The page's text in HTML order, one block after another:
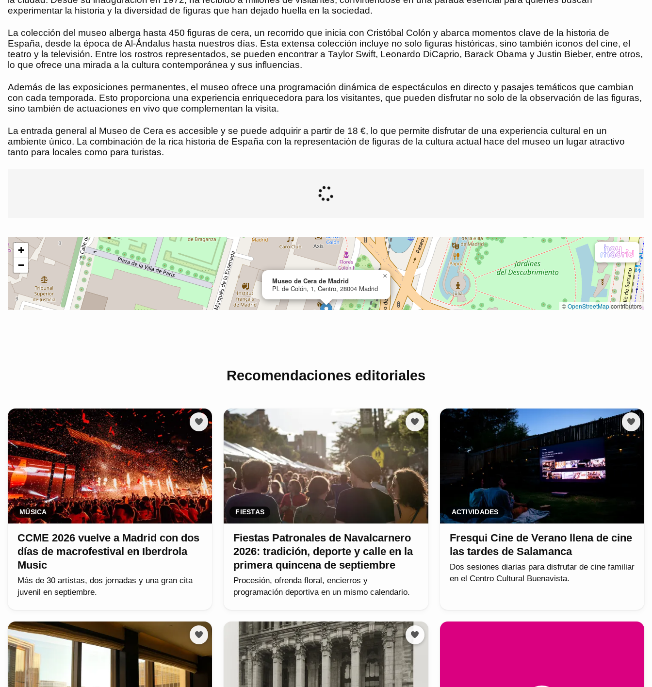
experimentar la historia y la diversidad de figuras que han dejado huella en la sociedad.
La colección del museo alberga hasta 450 figuras de cera, un recorrido que inicia con Cristóbal Colón y abarca momentos clave de la historia de
España, desde la época de Al-Ándalus hasta nuestros días. Esta extensa colección incluye no solo figuras históricas, sino también iconos del cine, el
teatro y la televisión. Entre los rostros representados, se pueden encontrar a Taylor Swift, Leonardo DiCaprio, Barack Obama y Justin Bieber, entre otros,
lo que ofrece una mirada a la cultura contemporánea y sus influencias.
Además de las exposiciones permanentes, el museo ofrece una programación dinámica de espectáculos en directo y pasajes temáticos que cambian
con cada temporada. Esto proporciona una experiencia enriquecedora para los visitantes, que pueden disfrutar no solo de la observación de las figuras,
sino también de actuaciones en vivo que complementan la visita.
La entrada general al Museo de Cera es accesible y se puede adquirir a partir de 18 €, lo que permite disfrutar de una experiencia cultural en un
ambiente único. La combinación de la rica historia de España con la representación de figuras de la cultura actual hace del museo un lugar atractivo
tanto para locales como para turistas.
Recomendaciones editoriales
MÚSICA
CCME 2026 vuelve a Madrid con dos
días de macrofestival en Iberdrola
Music
Más de 30 artistas, dos jornadas y una gran cita
juvenil en septiembre.
FIESTAS
Fiestas Patronales de Navalcarnero
2026: tradición, deporte y calle en la
primera quincena de septiembre
Procesión, ofrenda floral, encierros y
programación deportiva en un mismo calendario.
ACTIVIDADES
Fresqui Cine de Verano llena de cine
las tardes de Salamanca
Dos sesiones diarias para disfrutar de cine familiar
en el Centro Cultural Buenavista.